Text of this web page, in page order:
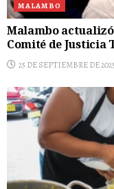
MALAMBO
Malambo
Comité de
25 DE SEPTIEMBRE DE 2025